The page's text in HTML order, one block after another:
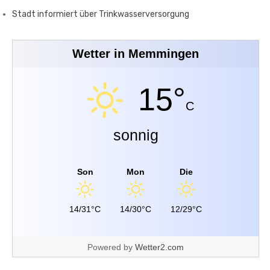
Stadt informiert über Trinkwasserversorgung
Wetter in Memmingen
15°C
sonnig
Son
14/31°C
Mon
14/30°C
Die
12/29°C
Powered by Wetter2.com